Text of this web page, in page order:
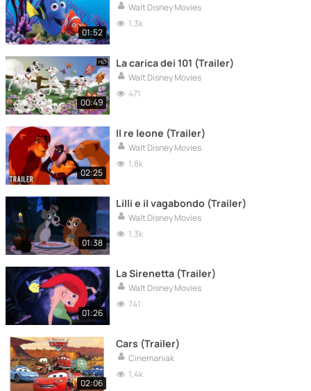
01:52
Walt Disney Movies
1,3k
00:49
La carica dei 101 (Trailer)
Walt Disney Movies
471
02:25
Il re leone (Trailer)
Walt Disney Movies
1,8k
01:38
Lilli e il vagabondo (Trailer)
Walt Disney Movies
1,3k
01:26
La Sirenetta (Trailer)
Walt Disney Movies
741
02:06
Cars (Trailer)
Cinemaniak
1,4k